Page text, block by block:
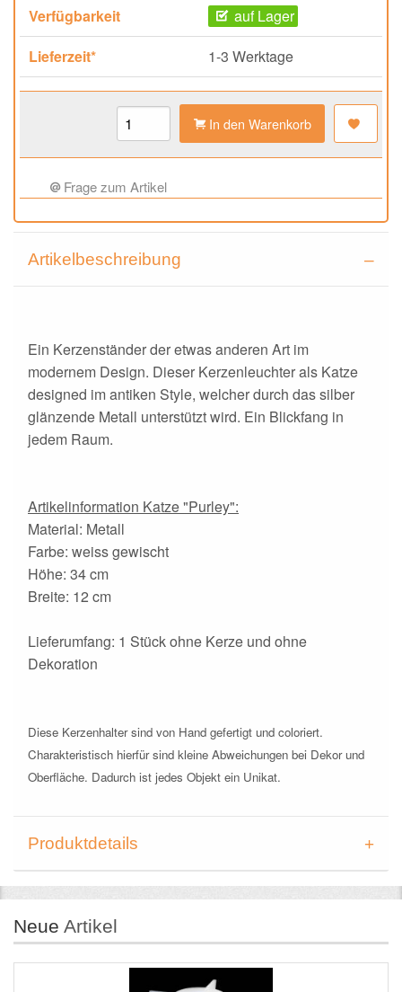
Verfügbarkeit
auf Lager
Lieferzeit*
1-3 Werktage
In den Warenkorb
Frage zum Artikel
Artikelbeschreibung
Ein Kerzenständer der etwas anderen Art im
modernem Design. Dieser Kerzenleuchter als Katze
designed im antiken Style, welcher durch das silber
glänzende Metall unterstützt wird. Ein Blickfang in
jedem Raum.
Artikelinformation Katze "Purley":
Material: Metall
Farbe: weiss gewischt
Höhe: 34 cm
Breite: 12 cm
Lieferumfang: 1 Stück ohne Kerze und ohne
Dekoration
Diese Kerzenhalter sind von Hand gefertigt und coloriert.
Charakteristisch hierfür sind kleine Abweichungen bei Dekor und
Oberfläche. Dadurch ist jedes Objekt ein Unikat.
Produktdetails
Neue Artikel